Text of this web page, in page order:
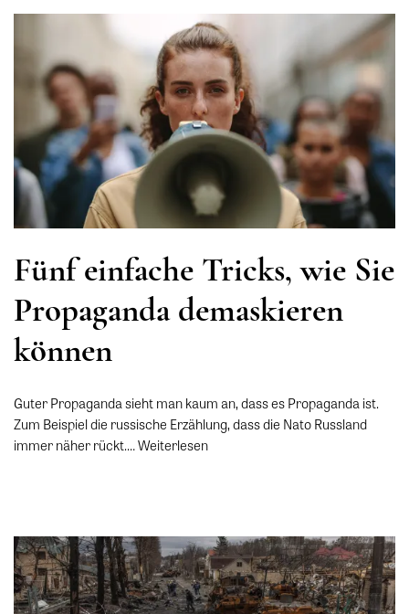
Fünf einfache Tricks, wie Sie
Propaganda demaskieren
können
Guter Propaganda sieht man kaum an, dass es Propaganda ist.
Zum Beispiel die russische Erzählung, dass die Nato Russland
immer näher rückt.…Weiterlesen